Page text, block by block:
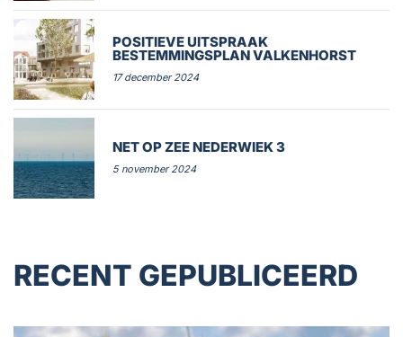
POSITIEVE UITSPRAAK
BESTEMMINGSPLAN VALKENHORST
17 december 2024
NET OP ZEE NEDERWIEK 3
5 november 2024
RECENT GEPUBLICEERD